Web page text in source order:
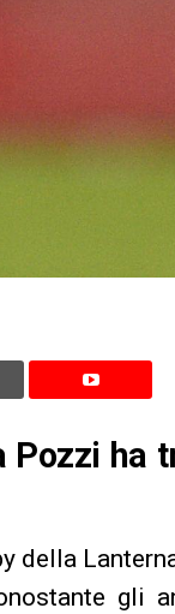
Pozzi ha
della
gli